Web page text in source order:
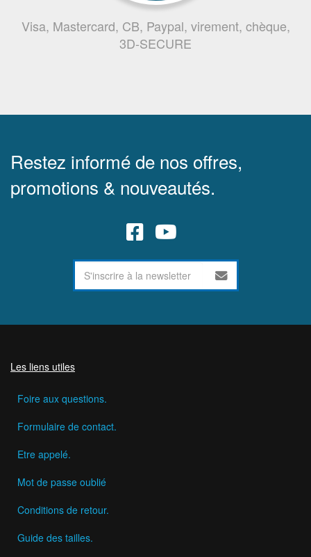
Visa, Mastercard, CB, Paypal, virement, chèque,
3D-SECURE
Restez informé de nos offres,
promotions & nouveautés.
Les liens utiles
Foire aux questions.
Formulaire de contact.
Etre appelé.
Mot de passe oublié
Conditions de retour.
Guide des tailles.